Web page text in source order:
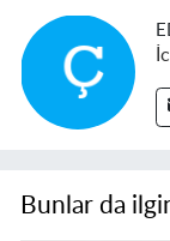
Bunlar da